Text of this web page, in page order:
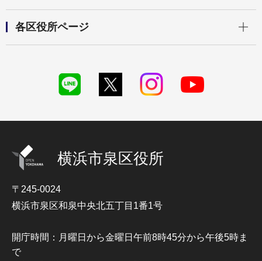
各区役所ページ
横浜市泉区役所
〒245-0024
横浜市泉区和泉中央北五丁目1番1号
開庁時間：月曜日から金曜日午前8時45分から午後5時ま
で